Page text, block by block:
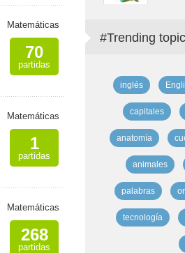
Matemáticas
70
partidas
Matemáticas
1
partidas
Matemáticas
268
partidas
#Trending
inglés
capitales
anatomía
animales
palabras
tecnología